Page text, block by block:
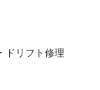
ドリフト修理